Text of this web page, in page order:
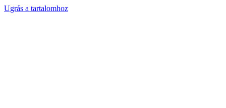
Ugrás a tartalomhoz